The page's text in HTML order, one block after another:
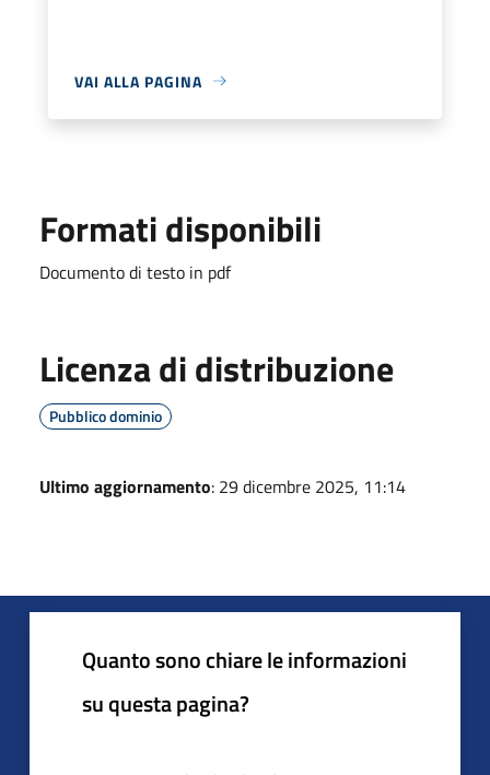
VAI ALLA PAGINA
Formati disponibili
Documento di testo in pdf
Licenza di distribuzione
Pubblico dominio
Ultimo aggiornamento: 29 dicembre 2025, 11:14
Quanto sono chiare le informazioni
su questa pagina?